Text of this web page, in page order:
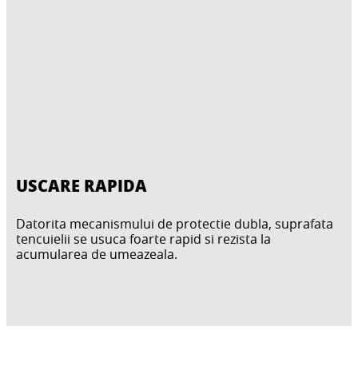
USCARE RAPIDA
Datorita mecanismului de protectie dubla, suprafata
tencuielii se usuca foarte rapid si rezista la
acumularea de umeazeala.